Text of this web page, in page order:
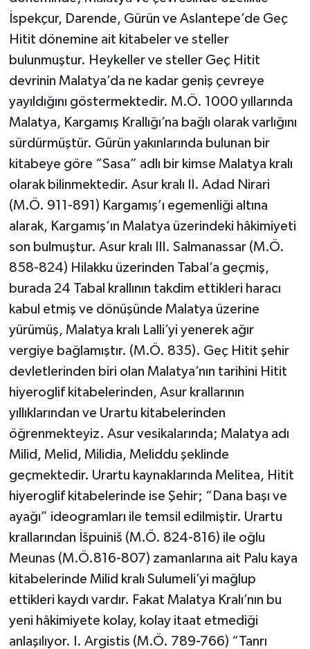
İspekçur, Darende, Gürün ve Aslantepe’de Geç
Hitit dönemine ait kitabeler ve steller
bulunmuştur. Heykeller ve steller Geç Hitit
devrinin Malatya’da ne kadar geniş çevreye
yayıldığını göstermektedir. M.Ö. 1000 yıllarında
Malatya, Kargamış Krallığı’na bağlı olarak varlığını
sürdürmüştür. Gürün yakınlarında bulunan bir
kitabeye göre “Sasa” adlı bir kimse Malatya kralı
olarak bilinmektedir. Asur kralı II. Adad Nirari
(M.Ö. 911-891) Kargamış’ı egemenliği altına
alarak, Kargamış’ın Malatya üzerindeki hâkimiyeti
son bulmuştur. Asur kralı III. Salmanassar (M.Ö.
858-824) Hilakku üzerinden Tabal’a geçmiş,
burada 24 Tabal krallının takdim ettikleri haracı
kabul etmiş ve dönüşünde Malatya üzerine
yürümüş, Malatya kralı Lalli’yi yenerek ağır
vergiye bağlamıştır. (M.Ö. 835). Geç Hitit şehir
devletlerinden biri olan Malatya’nın tarihini Hitit
hiyeroglif kitabelerinden, Asur krallarının
yıllıklarından ve Urartu kitabelerinden
öğrenmekteyiz. Asur vesikalarında; Malatya adı
Milid, Melid, Milidia, Meliddu şeklinde
geçmektedir. Urartu kaynaklarında Melitea, Hitit
hiyeroglif kitabelerinde ise Şehir; “Dana başı ve
ayağı” ideogramları ile temsil edilmiştir. Urartu
krallarından İšpuiniš (M.Ö. 824-816) ile oğlu
Meunas (M.Ö.816-807) zamanlarına ait Palu kaya
kitabelerinde Milid kralı Sulumeli’yi mağlup
ettikleri kaydı vardır. Fakat Malatya Kralı’nın bu
yeni hâkimiyete kolay, kolay itaat etmediği
anlaşılıyor. I. Argistis (M.Ö. 789-766) “Tanrı